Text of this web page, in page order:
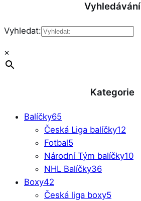
Vyhledávání
Vyhledat:
×
Kategorie
Balíčky65
Česká Liga balíčky12
Fotbal5
Národní Tým balíčky10
NHL Balíčky36
Boxy42
Česká liga boxy5